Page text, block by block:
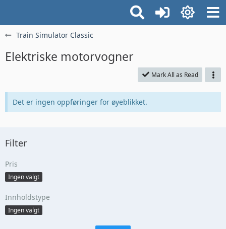
Train Simulator Classic
Elektriske motorvogner
Mark All as Read
Det er ingen oppføringer for øyeblikket.
Filter
Pris
Ingen valgt
Innholdstype
Ingen valgt